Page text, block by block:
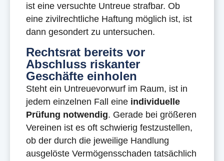
ist eine versuchte Untreue strafbar. Ob
eine zivilrechtliche Haftung möglich ist, ist
dann gesondert zu untersuchen.
Rechtsrat bereits vor
Abschluss riskanter
Geschäfte einholen
Steht ein Untreuevorwurf im Raum, ist in
jedem einzelnen Fall eine individuelle
Prüfung notwendig. Gerade bei größeren
Vereinen ist es oft schwierig festzustellen,
ob der durch die jeweilige Handlung
ausgelöste Vermögensschaden tatsächlich